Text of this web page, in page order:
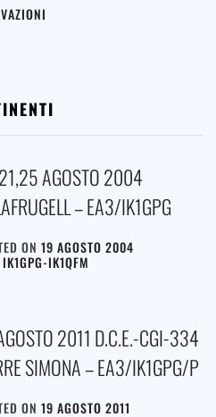
AGOSTO 2004
– EA3/IK1GPG
ON 19 AGOSTO 2004
IK1GPG-IK1QFM
2011 D.C.E.-CGI-334
SIMONA – EA3/IK1GPG/P
ON 19 AGOSTO 2011